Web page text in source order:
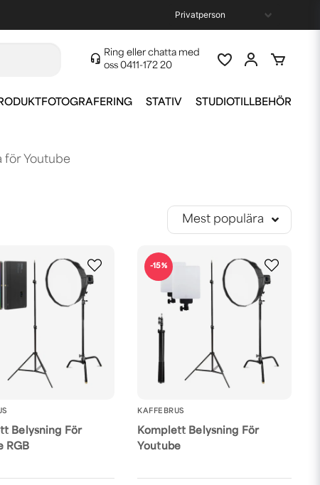
Ring eller chatta med
oss 0411-172 20
STATIV STUDIOTILLBEHÖR
för Youtube
Mest populära
Belysning För
RGB
KAFFEBRUS
Komplett Belysning För
Youtube
-15%